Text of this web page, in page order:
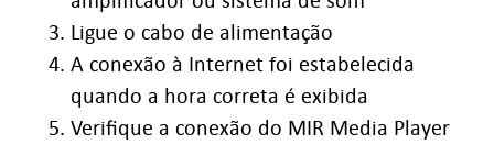
Ligue o cabo de alimentação
A conexão à Internet foi estabelecida
quando a hora correta é exibida
Verifique a conexão do MIR Media Player